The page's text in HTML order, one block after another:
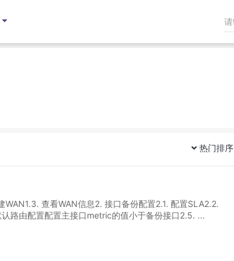
热门排序
WAN1.3. 查看WAN信息2. 接口备份配置2.1. 配置SLA2.2.
路由配置配置主接口metric的值小于备份接口2.5. ...